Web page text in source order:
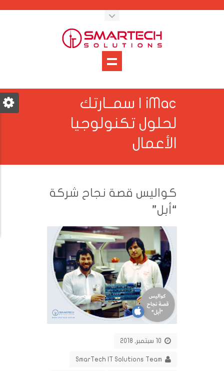
iMac | سمــارتك
لحلول تكنولوجيا
الأعمال
كواليس قصة نجاح شركة
“أبل”
SmarTech IT Solutions Team